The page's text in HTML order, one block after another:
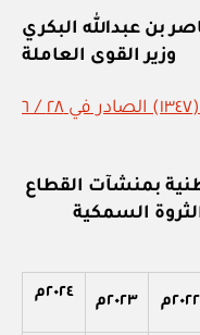
بن عبدالله البكري
وزير القوى العاملة
عدد الجريدة الرسمية رقم (١٣٤٧) الصادر في ٢٨ / ٦
بمنشآت القطاع
السمكية
٢٠٢٢م ٢٠٢٣م ٢٠٢٤م